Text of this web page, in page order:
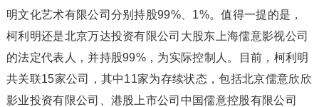
明文化艺术有限公司分别持股99%、1%。值得一提的是，
柯利明还是北京万达投资有限公司大股东上海儒意影视公司
的法定代表人，并持股99%，为实际控制人。目前，柯利明
共关联15家公司，其中11家为存续状态，包括北京儒意欣欣
影业投资有限公司、港股上市公司中国儒意控股有限公司